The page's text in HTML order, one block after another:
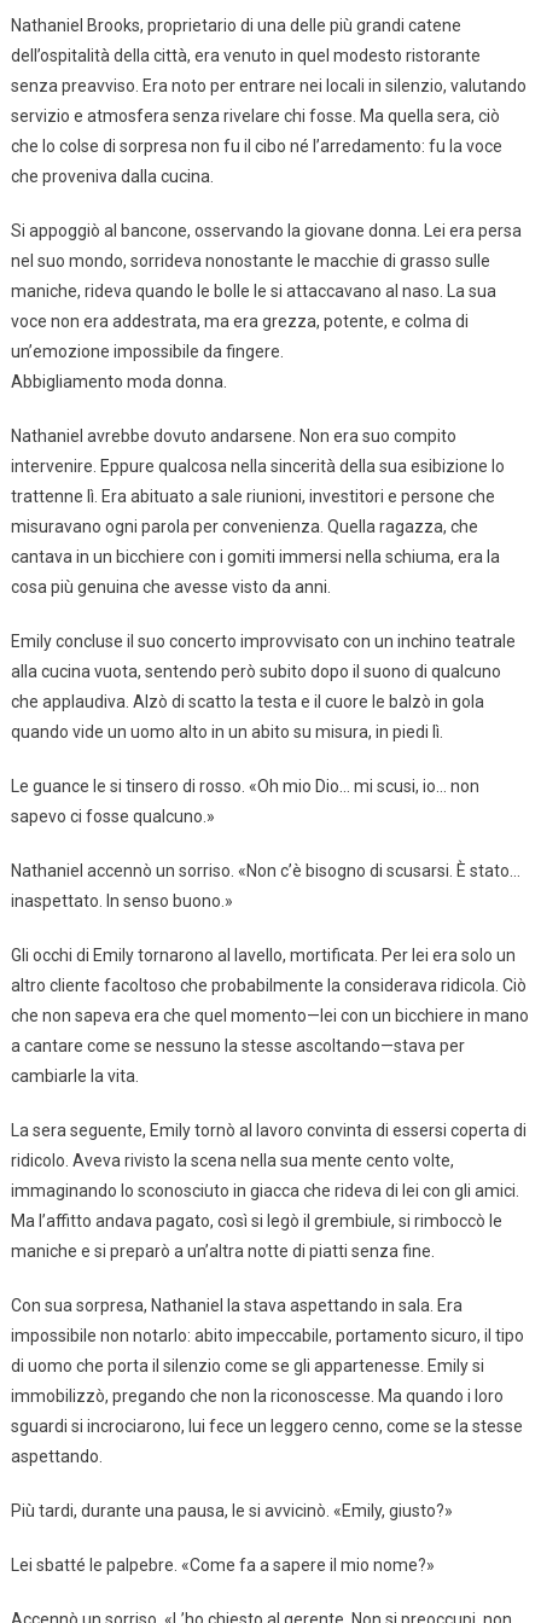
Nathaniel Brooks, proprietario di una delle più grandi catene
dell’ospitalità della città, era venuto in quel modesto ristorante
senza preavviso. Era noto per entrare nei locali in silenzio, valutando
servizio e atmosfera senza rivelare chi fosse. Ma quella sera, ciò
che lo colse di sorpresa non fu il cibo né l’arredamento: fu la voce
che proveniva dalla cucina.
Si appoggiò al bancone, osservando la giovane donna. Lei era persa
nel suo mondo, sorrideva nonostante le macchie di grasso sulle
maniche, rideva quando le bolle le si attaccavano al naso. La sua
voce non era addestrata, ma era grezza, potente, e colma di
un’emozione impossibile da fingere.
Abbigliamento moda donna.
Nathaniel avrebbe dovuto andarsene. Non era suo compito
intervenire. Eppure qualcosa nella sincerità della sua esibizione lo
trattenne lì. Era abituato a sale riunioni, investitori e persone che
misuravano ogni parola per convenienza. Quella ragazza, che
cantava in un bicchiere con i gomiti immersi nella schiuma, era la
cosa più genuina che avesse visto da anni.
Emily concluse il suo concerto improvvisato con un inchino teatrale
alla cucina vuota, sentendo però subito dopo il suono di qualcuno
che applaudiva. Alzò di scatto la testa e il cuore le balzò in gola
quando vide un uomo alto in un abito su misura, in piedi lì.
Le guance le si tinsero di rosso. «Oh mio Dio… mi scusi, io… non
sapevo ci fosse qualcuno.»
Nathaniel accennò un sorriso. «Non c’è bisogno di scusarsi. È stato…
inaspettato. In senso buono.»
Gli occhi di Emily tornarono al lavello, mortificata. Per lei era solo un
altro cliente facoltoso che probabilmente la considerava ridicola. Ciò
che non sapeva era che quel momento—lei con un bicchiere in mano
a cantare come se nessuno la stesse ascoltando—stava per
cambiarle la vita.
La sera seguente, Emily tornò al lavoro convinta di essersi coperta di
ridicolo. Aveva rivisto la scena nella sua mente cento volte,
immaginando lo sconosciuto in giacca che rideva di lei con gli amici.
Ma l’affitto andava pagato, così si legò il grembiule, si rimboccò le
maniche e si preparò a un’altra notte di piatti senza fine.
Con sua sorpresa, Nathaniel la stava aspettando in sala. Era
impossibile non notarlo: abito impeccabile, portamento sicuro, il tipo
di uomo che porta il silenzio come se gli appartenesse. Emily si
immobilizzò, pregando che non la riconoscesse. Ma quando i loro
sguardi si incrociarono, lui fece un leggero cenno, come se la stesse
aspettando.
Più tardi, durante una pausa, le si avvicinò. «Emily, giusto?»
Lei sbatté le palpebre. «Come fa a sapere il mio nome?»